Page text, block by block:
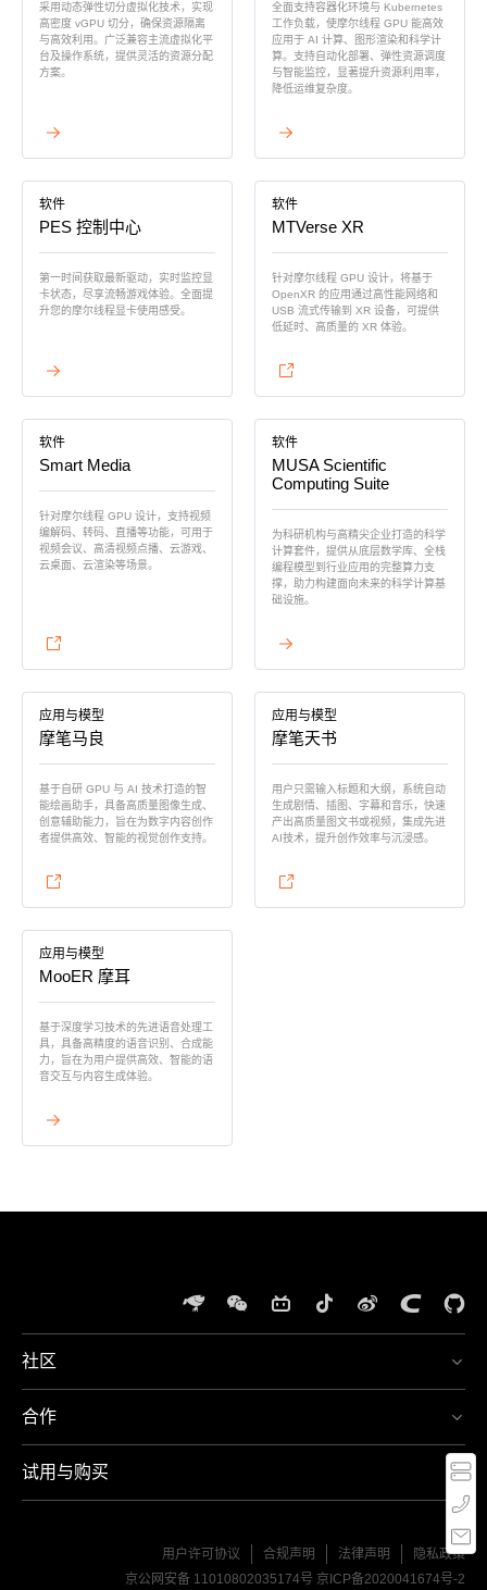
采用动态弹性切分虚拟化技术，实现
高密度 vGPU 切分，确保资源隔离
与高效利用。广泛兼容主流虚拟化平
台及操作系统，提供灵活的资源分配
方案。
查看详情
全面支持容器化环境与 Kubernetes
工作负载，使摩尔线程 GPU 能高效
应用于 AI 计算、图形渲染和科学计
算。支持自动化部署、弹性资源调度
与智能监控，显著提升资源利用率，
降低运维复杂度。
查看详情
软件
PES 控制中心
第一时间获取最新驱动，实时监控显
卡状态，尽享流畅游戏体验。全面提
升您的摩尔线程显卡使用感受。
查看详情
软件
MTVerse XR
针对摩尔线程 GPU 设计，将基于
OpenXR 的应用通过高性能网络和
USB 流式传输到 XR 设备，可提供
低延时、高质量的 XR 体验。
查看详情
软件
Smart Media
针对摩尔线程 GPU 设计，支持视频
编解码、转码、直播等功能，可用于
视频会议、高清视频点播、云游戏、
云桌面、云渲染等场景。
查看详情
软件
MUSA Scientific
Computing Suite
为科研机构与高精尖企业打造的科学
计算套件，提供从底层数学库、全栈
编程模型到行业应用的完整算力支
撑，助力构建面向未来的科学计算基
础设施。
查看详情
应用与模型
摩笔马良
基于自研 GPU 与 AI 技术打造的智
能绘画助手，具备高质量图像生成、
创意辅助能力，旨在为数字内容创作
者提供高效、智能的视觉创作支持。
查看详情
应用与模型
摩笔天书
用户只需输入标题和大纲，系统自动
生成剧情、插图、字幕和音乐，快速
产出高质量图文书或视频，集成先进
AI技术，提升创作效率与沉浸感。
查看详情
应用与模型
MooER 摩耳
基于深度学习技术的先进语音处理工
具，具备高精度的语音识别、合成能
力，旨在为用户提供高效、智能的语
音交互与内容生成体验。
查看详情
社区
合作
试用与购买
用户许可协议 合规声明 法律声明
隐私政策
京公网安备 11010802035174号 京ICP备2020041674号-2
娥
集
667-
至周
21:00